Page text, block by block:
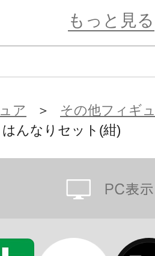
(紺)」はコトブキ
シュ本体は付属し
もっと見る
ア ＞ その他フィギ
んなりセット(紺)